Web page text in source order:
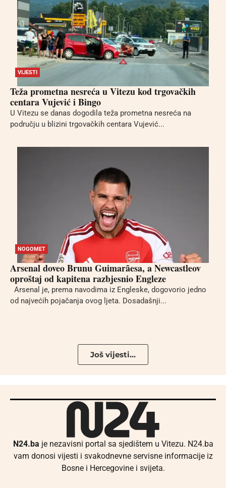
VIJESTI
Teža prometna nesreća u Vitezu kod trgovačkih
centara Vujević i Bingo
U Vitezu se danas dogodila teža prometna nesreća na
području u blizini trgovačkih centara Vujević...
NOGOMET
Arsenal doveo Brunu Guimarãesa, a Newcastleov
oproštaj od kapitena razbjesnio Engleze
Arsenal je, prema navodima iz Engleske, dogovorio jedno
od najvećih pojačanja ovog ljeta. Dosadašnji...
Još vijesti...
N24.ba je nezavisni portal sa sjedištem u Vitezu. N24.ba
vam donosi vijesti i svakodnevne servisne informacije iz
Bosne i Hercegovine i svijeta.